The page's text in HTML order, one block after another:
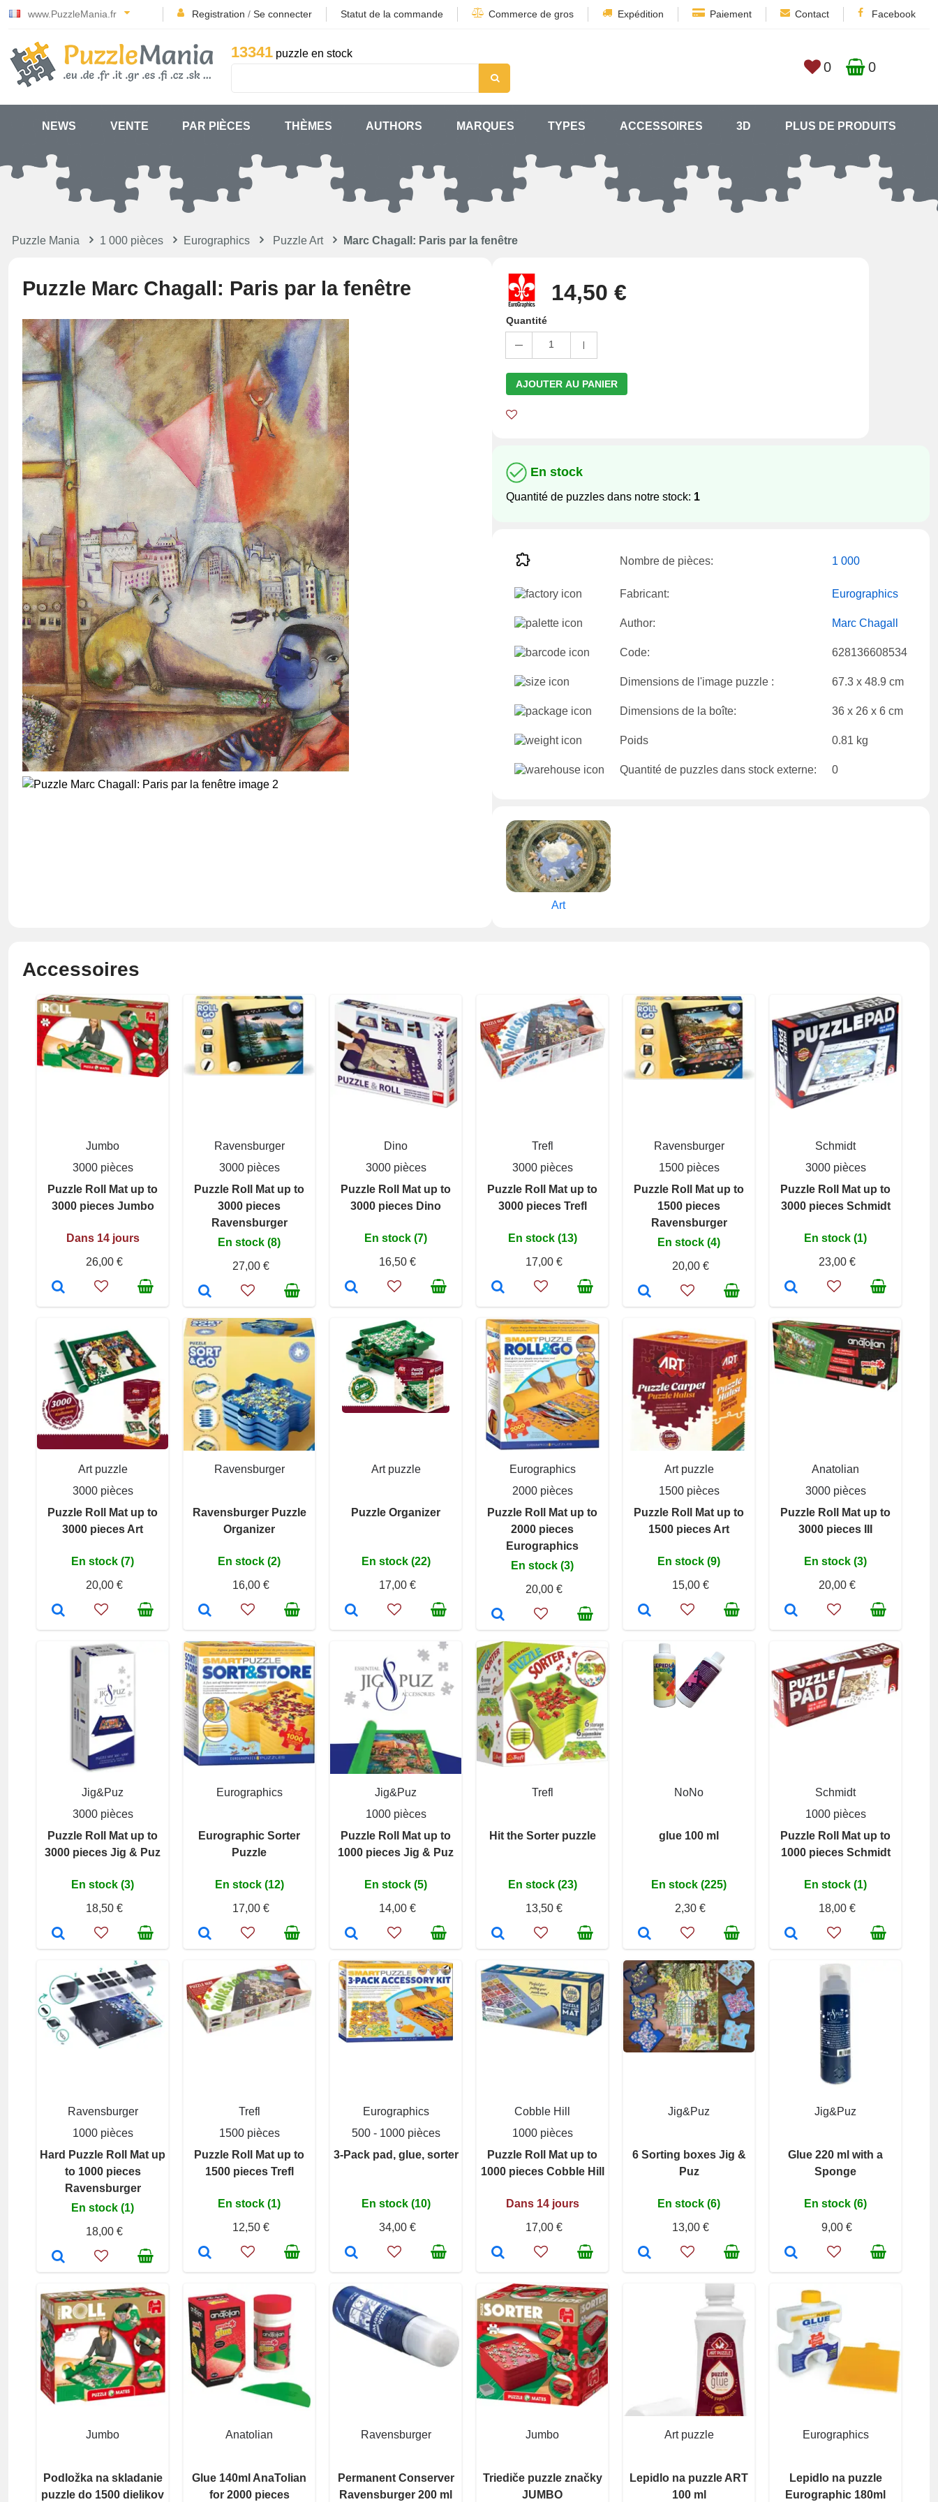
www.PuzzleMania.fr Registration / Se connecter Statut de la commande Commerce de gros Expédition Paiement Contact Facebook
13341 puzzle en stock
0 0
NEWS VENTE PAR PIÈCES THÈMES AUTHORS MARQUES TYPES ACCESSOIRES 3D PLUS DE PRODUITS
Puzzle Mania 1 000 pièces Eurographics Puzzle Art Marc Chagall: Paris par la fenêtre
Puzzle Marc Chagall: Paris par la fenêtre 14,50 €
Quantité
1
AJOUTER AU PANIER
En stock
Quantité de puzzles dans notre stock: 1
Nombre de pièces: 1 000
Fabricant: Eurographics
Author: Marc Chagall
Code: 628136608534
Dimensions de l'image puzzle : 67.3 x 48.9 cm
Dimensions de la boîte: 36 x 26 x 6 cm
Poids 0.81 kg
Quantité de puzzles dans stock externe: 0
Art
Accessoires
Jumbo
3000 pièces
Puzzle Roll Mat up to
3000 pieces Jumbo
Dans 14 jours
26,00 €
Ravensburger
3000 pièces
Puzzle Roll Mat up to
3000 pieces
Ravensburger
En stock (8)
27,00 €
Dino
3000 pièces
Puzzle Roll Mat up to
3000 pieces Dino
En stock (7)
16,50 €
Trefl
3000 pièces
Puzzle Roll Mat up to
3000 pieces Trefl
En stock (13)
17,00 €
Ravensburger
1500 pièces
Puzzle Roll Mat up to
1500 pieces
Ravensburger
En stock (4)
20,00 €
Schmidt
3000 pièces
Puzzle Roll Mat up to
3000 pieces Schmidt
En stock (1)
23,00 €
Art puzzle
3000 pièces
Puzzle Roll Mat up to
3000 pieces Art
En stock (7)
20,00 €
Ravensburger
Ravensburger Puzzle
Organizer
En stock (2)
16,00 €
Art puzzle
Puzzle Organizer
En stock (22)
17,00 €
Eurographics
2000 pièces
Puzzle Roll Mat up to
2000 pieces
Eurographics
En stock (3)
20,00 €
Art puzzle
1500 pièces
Puzzle Roll Mat up to
1500 pieces Art
En stock (9)
15,00 €
Anatolian
3000 pièces
Puzzle Roll Mat up to
3000 pieces III
En stock (3)
20,00 €
Jig&Puz
3000 pièces
Puzzle Roll Mat up to
3000 pieces Jig & Puz
En stock (3)
18,50 €
Eurographics
Eurographic Sorter
Puzzle
En stock (12)
17,00 €
Jig&Puz
1000 pièces
Puzzle Roll Mat up to
1000 pieces Jig & Puz
En stock (5)
14,00 €
Trefl
Hit the Sorter puzzle
En stock (23)
13,50 €
NoNo
glue 100 ml
En stock (225)
2,30 €
Schmidt
1000 pièces
Puzzle Roll Mat up to
1000 pieces Schmidt
En stock (1)
18,00 €
Ravensburger
1000 pièces
Hard Puzzle Roll Mat up
to 1000 pieces
Ravensburger
En stock (1)
18,00 €
Trefl
1500 pièces
Puzzle Roll Mat up to
1500 pieces Trefl
En stock (1)
12,50 €
Eurographics
500 - 1000 pièces
3-Pack pad, glue, sorter
En stock (10)
34,00 €
Cobble Hill
1000 pièces
Puzzle Roll Mat up to
1000 pieces Cobble Hill
Dans 14 jours
17,00 €
Jig&Puz
6 Sorting boxes Jig &
Puz
En stock (6)
13,00 €
Jig&Puz
Glue 220 ml with a
Sponge
En stock (6)
9,00 €
Jumbo
Podložka na skladanie
puzzle do 1500 dielikov
Anatolian
Glue 140ml AnaTolian
for 2000 pieces
Ravensburger
Permanent Conserver
Ravensburger 200 ml
Jumbo
Triediče puzzle značky
JUMBO
Art puzzle
Lepidlo na puzzle ART
100 ml
Eurographics
Lepidlo na puzzle
Eurographic 180ml